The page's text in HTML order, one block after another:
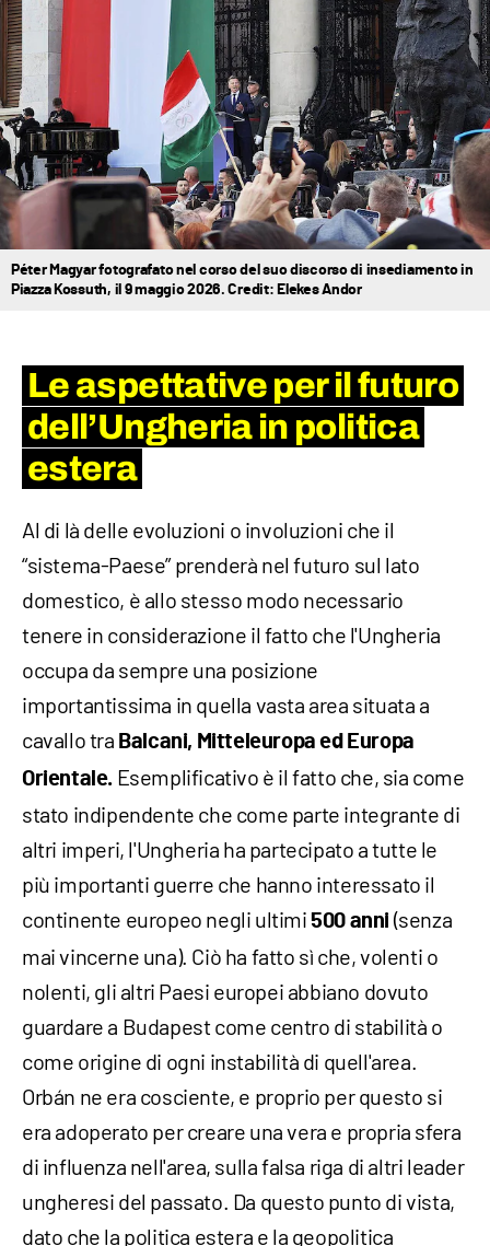
Péter Magyar fotografato nel corso del suo discorso di insediamento in
Piazza Kossuth, il 9 maggio 2026. Credit: Elekes Andor
Le aspettative per il futuro
dell’Ungheria in politica
estera
Al di là delle evoluzioni o involuzioni che il
“sistema-Paese” prenderà nel futuro sul lato
domestico, è allo stesso modo necessario
tenere in considerazione il fatto che l'Ungheria
occupa da sempre una posizione
importantissima in quella vasta area situata a
cavallo tra Balcani, Mitteleuropa ed Europa
Orientale. Esemplificativo è il fatto che, sia come
stato indipendente che come parte integrante di
altri imperi, l'Ungheria ha partecipato a tutte le
più importanti guerre che hanno interessato il
continente europeo negli ultimi500 anni (senza
mai vincerne una). Ciò ha fatto sì che, volenti o
nolenti, gli altri Paesi europei abbiano dovuto
guardare a Budapest come centro di stabilità o
come origine di ogni instabilità di quell'area.
Orbán ne era cosciente, e proprio per questo si
era adoperato per creare una vera e propria sfera
di influenza nell'area, sulla falsa riga di altri leader
ungheresi del passato. Da questo punto di vista,
dato che la politica estera e la geopolitica